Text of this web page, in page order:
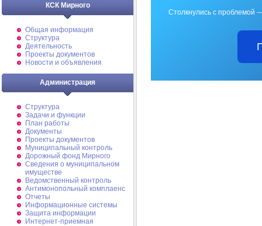
КСК Мирного
Общая информация
Структура
Деятельность
Проекты документов
Новости и объявления
Администрация
Структура
Задачи и функции
План работы
Документы
Проекты документов
Муниципальный контроль
Дорожный фонд Мирного
Cведения о муниципальном
имуществе
Ведомственный контроль
Антимонопольный комплаенс
Отчеты
Информационные системы
Защита информации
Интернет-приемная
Столкнулись с проблемой